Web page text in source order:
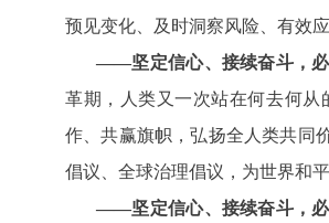
预见变化、及时洞察风险、有效
——坚定信心、接续奋斗，必
革期，人类又一次站在何去何
作、共赢旗帜，弘扬全人类共同
倡议、全球治理倡议，为世界和
——坚定信心、接续奋斗，必